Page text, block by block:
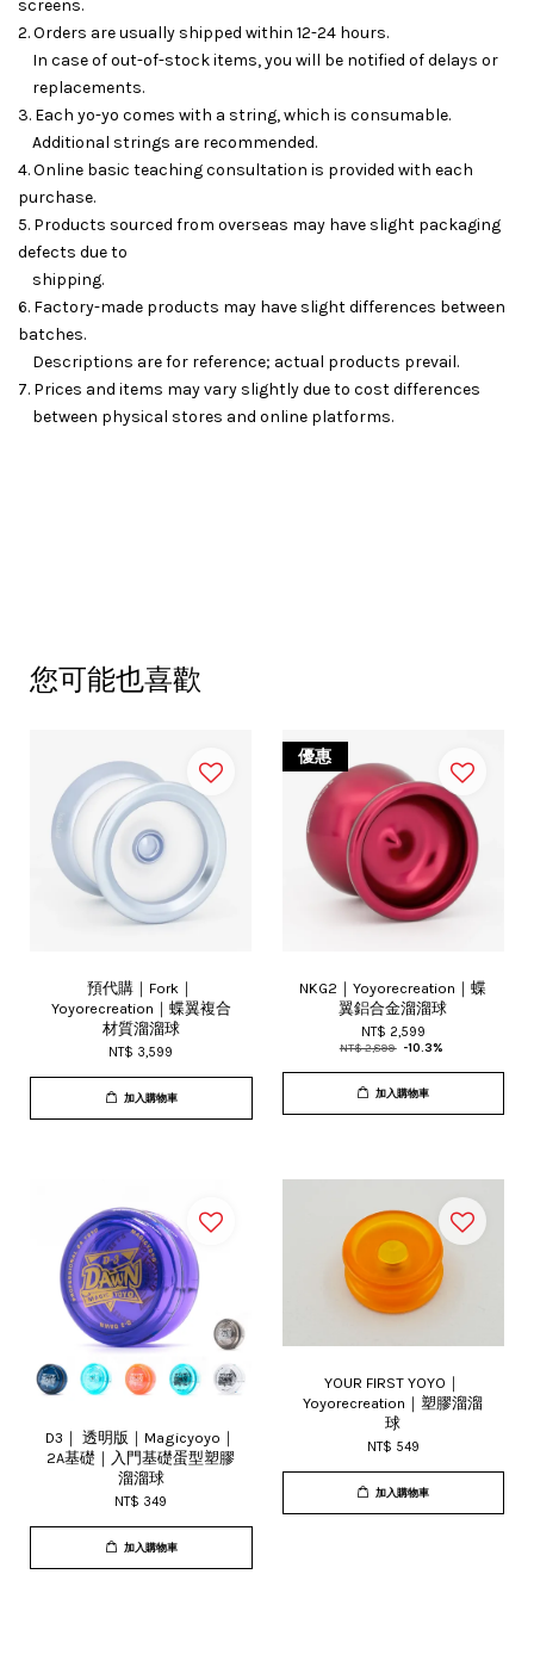
screens.
2. Orders are usually shipped within 12-24 hours.
In case of out-of-stock items, you will be notified of delays or
replacements.
3. Each yo-yo comes with a string, which is consumable.
Additional strings are recommended.
4. Online basic teaching consultation is provided with each
purchase.
5. Products sourced from overseas may have slight packaging
defects due to
shipping.
6. Factory-made products may have slight differences between
batches.
Descriptions are for reference; actual products prevail.
7. Prices and items may vary slightly due to cost differences
between physical stores and online platforms.
您可能也喜歡
預代購｜Fork｜
Yoyorecreation｜蝶翼複合
材質溜溜球
NT$ 3,599
加入購物車
優惠
NKG2｜Yoyorecreation｜蝶
翼鋁合金溜溜球
NT$ 2,599
NT$ 2,899 -10.3%
加入購物車
D3｜ 透明版｜Magicyoyo｜
2A基礎｜入門基礎蛋型塑膠
溜溜球
NT$ 349
加入購物車
YOUR FIRST YOYO｜
Yoyorecreation｜塑膠溜溜
球
NT$ 549
加入購物車